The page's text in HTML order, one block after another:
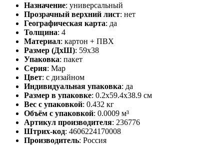
Назначение: универсальный
Прозрачный верхний лист: нет
Географическая карта: да
Толщина: 4
Материал: картон + ПВХ
Размер (ДхШ): 59х38
Упаковка: пакет
Серия: Map
Цвет: с дизайном
Индивидуальная упаковка: да
Размер в упаковке: 0.2x59.4x38.9 см
Вес с упаковкой: 0.432 кг
Объём с упаковкой: 0.0009 м³
Артикул производителя: 236776
Штрих-код: 4606224170008
Производитель: Россия